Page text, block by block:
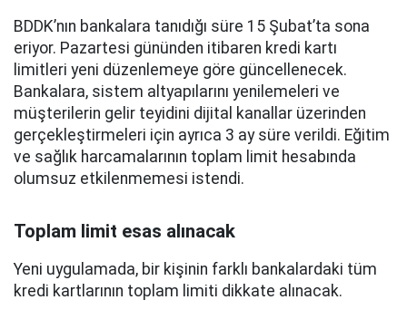
BDDK’nın bankalara tanıdığı süre 15 Şubat’ta sona
eriyor. Pazartesi gününden itibaren kredi kartı
limitleri yeni düzenlemeye göre güncellenecek.
Bankalara, sistem altyapılarını yenilemeleri ve
müşterilerin gelir teyidini dijital kanallar üzerinden
gerçekleştirmeleri için ayrıca 3 ay süre verildi. Eğitim
ve sağlık harcamalarının toplam limit hesabında
olumsuz etkilenmemesi istendi.
Toplam limit esas alınacak
Yeni uygulamada, bir kişinin farklı bankalardaki tüm
kredi kartlarının toplam limiti dikkate alınacak.